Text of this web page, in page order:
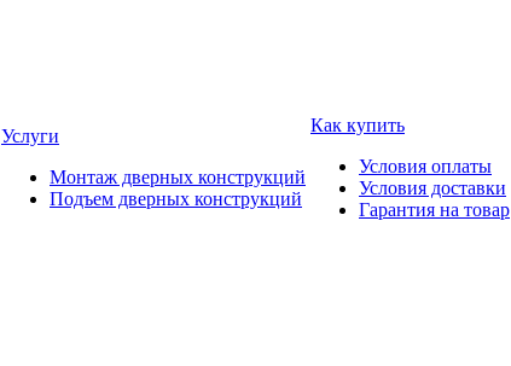
Услуги
Монтаж дверных конструкций
Подъем дверных конструкций
Как купить
Условия оплаты
Условия доставки
Гарантия на товар